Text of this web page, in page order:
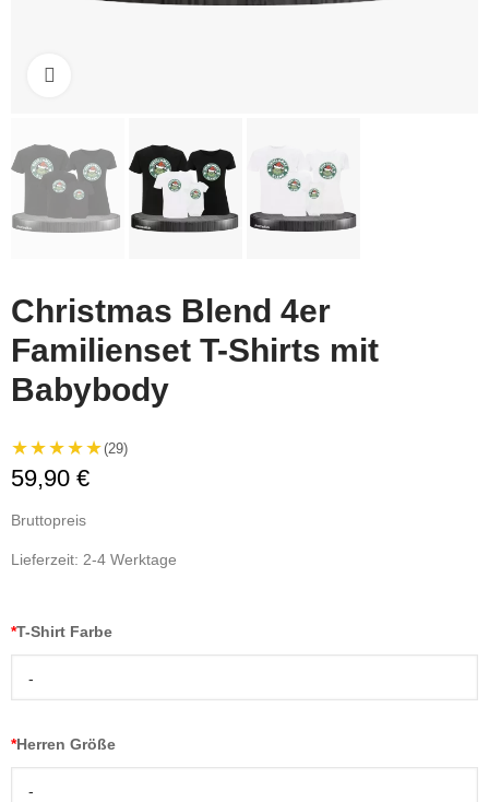
Christmas Blend 4er
Familienset T-Shirts mit
Babybody
★★★★★(29)
59,90 €
Bruttopreis
Lieferzeit: 2-4 Werktage
*T-Shirt Farbe
-
*Herren Größe
-